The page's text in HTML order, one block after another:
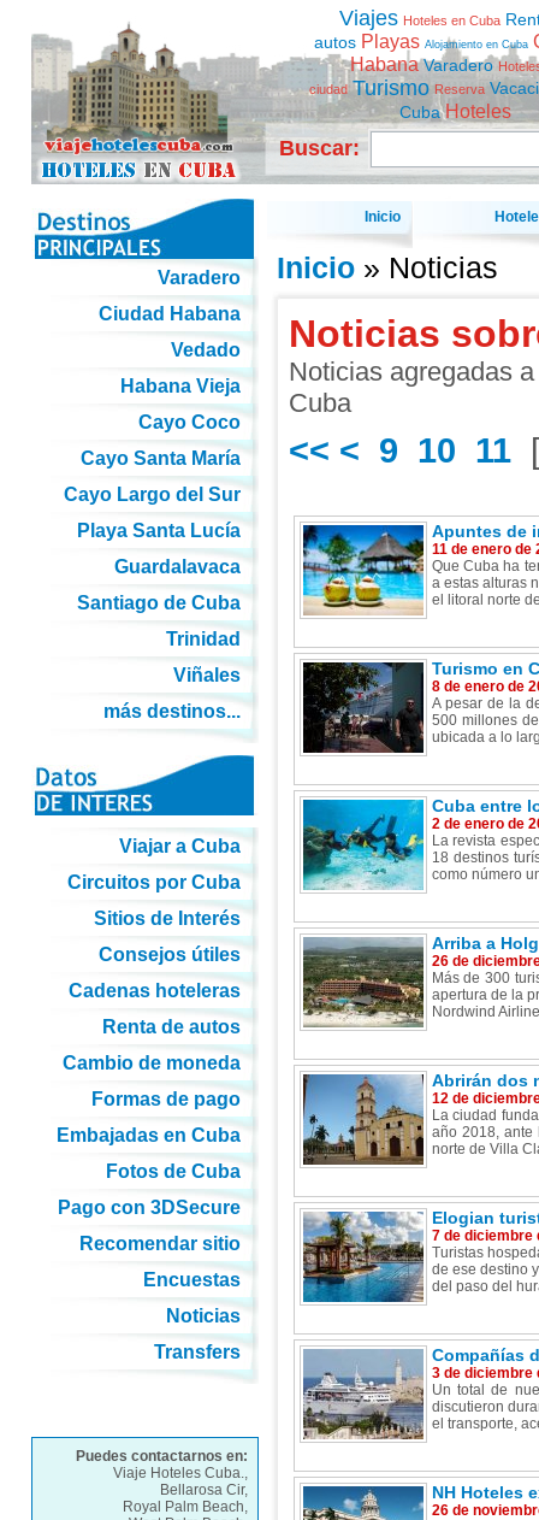
Viajes Hoteles en Cuba
autos Playas Alojamiento en Cuba
Habana Varadero
ciudad Turismo Reserva
Cuba Hoteles
Buscar:
Inicio
Inicio» Noticias
Noticias
Noticias agregadas
Cuba
<< < 9 10 11
Apuntes de
11 de enero de
Que Cuba ha
a estas alturas
el litoral norte
Turismo en
8 de enero de
A pesar de la
500 millones
ubicada a lo
Cuba entre
2 de enero de
La revista
18 destinos
como número
Arriba a
26 de
Más de 300
apertura de la
Nordwind
Abrirán dos
12 de
La ciudad
año 2018, ante
norte de Villa
Elogian
7 de diciembre
Turistas
de ese destino
del paso del
Compañías
3 de diciembre
Un total de
discutieron
el transporte,
NH Hoteles
26 de
Varadero
Ciudad Habana
Vedado
Habana Vieja
Cayo Coco
Cayo Santa María
Cayo Largo del Sur
Playa Santa Lucía
Guardalavaca
Santiago de Cuba
Trinidad
Viñales
más destinos...
Viajar a Cuba
Circuitos por Cuba
Sitios de Interés
Consejos útiles
Cadenas hoteleras
Renta de autos
Cambio de moneda
Formas de pago
Embajadas en Cuba
Fotos de Cuba
Pago con 3DSecure
Recomendar sitio
Encuestas
Noticias
Transfers
Puedes contactarnos en:
Viaje Hoteles Cuba.,
Bellarosa Cir,
Royal Palm Beach,